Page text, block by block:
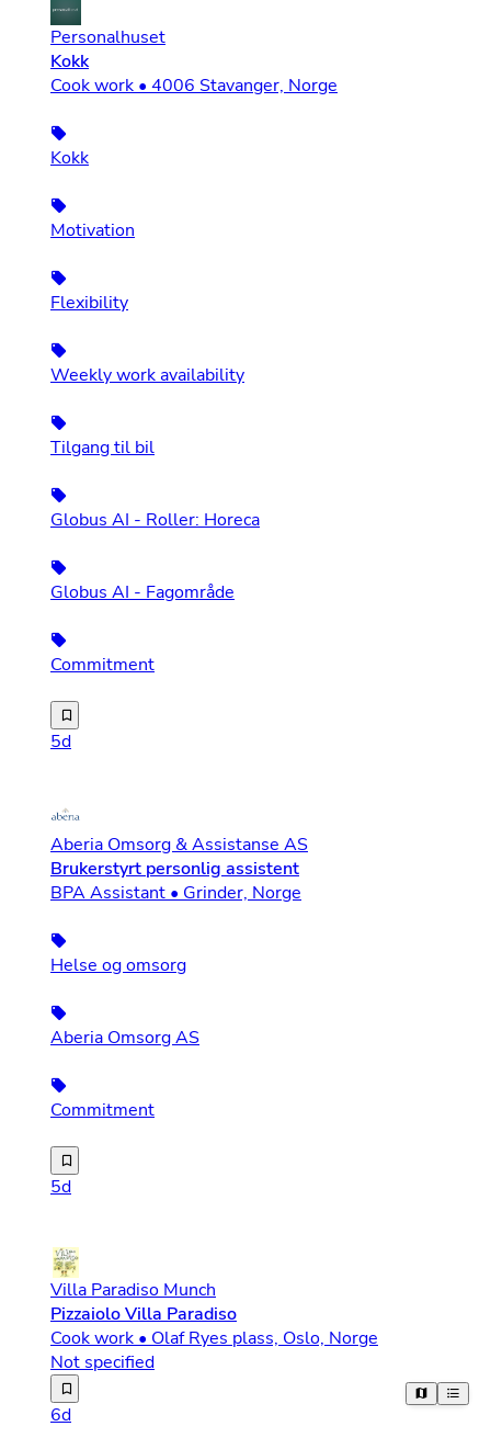
Personalhuset
Kokk
Cook work • 4006 Stavanger, Norge
Kokk
Motivation
Flexibility
Weekly work availability
Tilgang til bil
Globus AI - Roller: Horeca
Globus AI - Fagområde
Commitment
For våre kunder søker vi etter kokker som vil jobbe i
5d
Aberia Omsorg & Assistanse AS
Brukerstyrt personlig assistent
BPA Assistant • Grinder, Norge
Helse og omsorg
Aberia Omsorg AS
Commitment
Brukerstyrt personlig assistent er en alternativ måte å
5d
Villa Paradiso Munch
Pizzaiolo Villa Paradiso
Cook work • Olaf Ryes plass, Oslo, Norge
Not specified
Responsibilities: Prepare and bake pizzas to our high
6d